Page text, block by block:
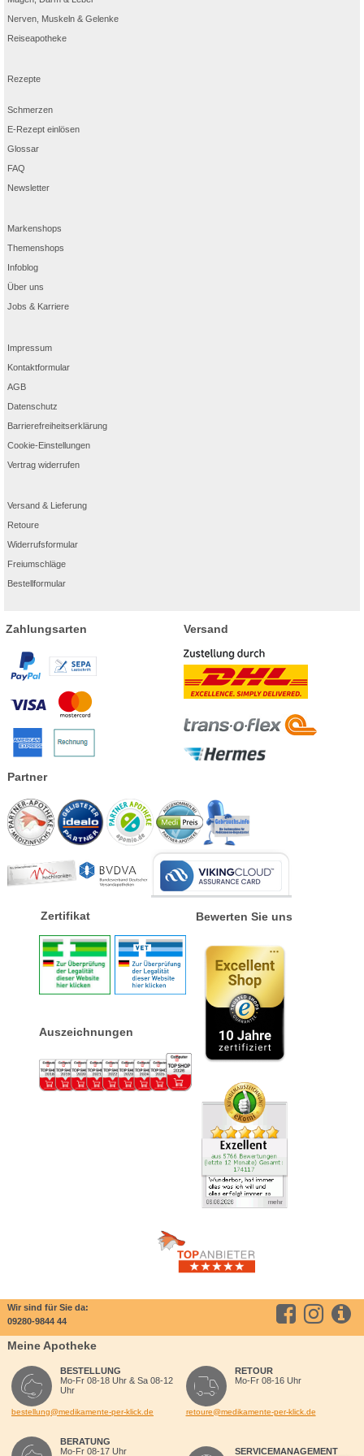
Nerven, Muskeln & Gelenke
Reiseapotheke
Rezepte
Schmerzen
E-Rezept einlösen
Glossar
FAQ
Newsletter
Markenshops
Themenshops
Infoblog
Über uns
Jobs & Karriere
Impressum
Kontaktformular
AGB
Datenschutz
Barrierefreiheitserklärung
Cookie-Einstellungen
Vertrag widerrufen
Versand & Lieferung
Retoure
Widerrufsformular
Freiumschläge
Bestellformular
Zahlungsarten Versand
Partner
Zertifikat
Auszeichnungen
Bewerten Sie uns
Wir sind für Sie da:
09280-9844 44
Meine Apotheke
BESTELLUNG
Mo-Fr 08-18 Uhr & Sa 08-12
Uhr
bestellung@medikamente-per-klick.de
BERATUNG
Mo-Fr 08-17 Uhr
RETOUR
Mo-Fr 08-16 Uhr
retoure@medikamente-per-klick.de
SERVICEMANAGEMENT